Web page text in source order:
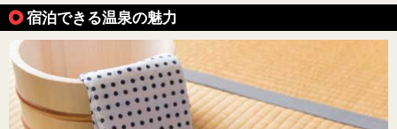
宿泊できる温泉の魅力